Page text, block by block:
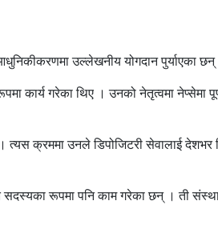
उल्लेखनीय योगदान पुर्याएका
गरेका थिए । उनको नेतृत्वमा नेप्सेमा
क्रममा उनले डिपोजिटरी सेवालाई
रूपमा पनि काम गरेका छन् । ती